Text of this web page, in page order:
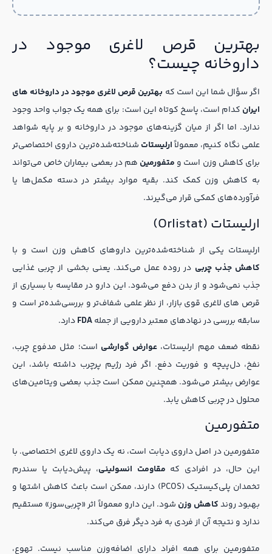
بهترین قرص لاغری موجود در
داروخانه چیست؟
اگر سؤال شما این است کهبهترین قرص لاغری موجود در داروخانه های
ایرانکدام است، پاسخ کوتاه این است: برای همه یک جواب واحد وجود
ندارد. اما اگر از میان گزینه‌های موجود در داروخانه و بر پایه شواهد
علمی نگاه کنیم، معمولاًارلیستاتشناخته‌شده‌ترین داروی اختصاصی‌تر
برای کاهش وزن است و متفورمینهم در بعضی بیماران خاص می‌تواند
به کاهش وزن کمک کند. بقیه موارد بیشتر در دسته مکمل‌ها یا
فرآورده‌های کمکی قرار می‌گیرند.
ارلیستات (Orlistat)
ارلیستات یکی از شناخته‌شده‌ترین داروهای کاهش وزن است و با
کاهش جذب چربیدر روده عمل می‌کند. یعنی بخشی از چربی غذایی
جذب نمی‌شود و از بدن دفع می‌شود. این دارو در مقایسه با بسیاری از
قرص های لاغری قوی بازار، از نظر علمی شفاف‌تر و بررسی‌شده‌تر است و
سابقه بررسی در نهادهای معتبر دارویی از جملهFDAدارد.
نقطه ضعف مهم ارلیستات،عوارض گوارشیاست؛ مثل مدفوع چرب،
نفخ، دل‌پیچه و فوریت دفع. اگر فرد رژیم پرچرب داشته باشد، این
عوارض بیشتر می‌شود. همچنین ممکن است جذب بعضی ویتامین‌های
محلول در چربی کاهش یابد.
متفورمین
متفورمین در اصل داروی دیابت است، نه یک داروی لاغری اختصاصی. با
این حال، در افرادی کهمقاومت انسولینی، پیش‌دیابت یا سندرم
تخمدان پلی‌کیستیک (PCOS) دارند، ممکن است باعث کاهش اشتها و
بهبود روندکاهش وزنشود. این دارو معمولاً اثر «چربی‌سوز» مستقیم
ندارد و نتیجه آن از فردی به فرد دیگر فرق می‌کند.
متفورمین برای همه افراد دارای اضافه‌وزن مناسب نیست. تهوع،